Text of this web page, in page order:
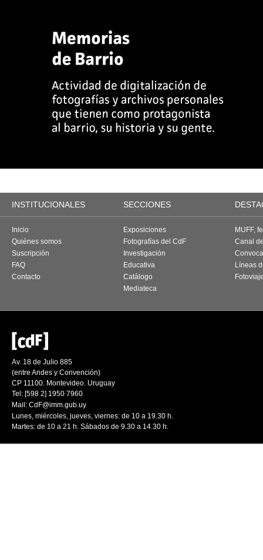
INSTITUCIONALES SECCIONES
Inicio
Quiénes somos
Suscripción
FAQ
Contacto
Exposiciones
Fotografías del CdF
Investigación
Educativa
Catálogo
Mediateca
MUFF,
Canal
Líneas
Av. 18 de Julio 885
(entre Andes y Convención)
CP 11100. Montevideo. Uruguay
Tel: [598 2] 1950 7960
Mail: CdF@imm.gub.uy
Lunes, miércoles, jueves, viernes: de 10 a 19.30 h.
Martes: de 10 a 21 h. Sábados de 9.30 a 14.30 h.